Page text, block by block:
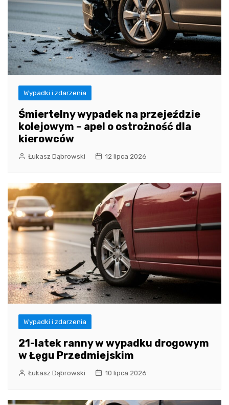
Wypadki i zdarzenia
Śmiertelny wypadek na przejeździe
kolejowym – apel o ostrożność dla
kierowców
Łukasz Dąbrowski 12 lipca 2026
Wypadki i zdarzenia
21-latek ranny w wypadku drogowym
w Łęgu Przedmiejskim
Łukasz Dąbrowski 10 lipca 2026